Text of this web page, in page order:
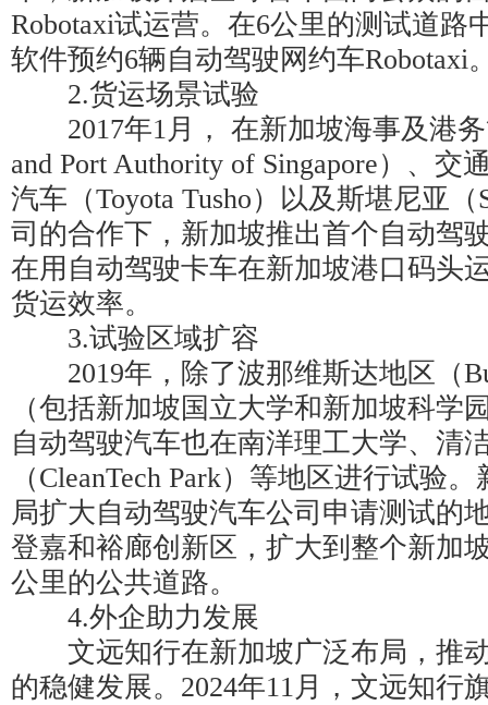
Robotaxi试运营。在6公里的测试道路
软件预约6辆自动驾驶网约车Robotaxi
2.货运场景试验
2017年1月， 在新加坡海事及港务
and Port Authority of Singapore）、交
汽车（Toyota Tusho）以及斯堪尼亚
司的合作下，新加坡推出首个自动驾
在用自动驾驶卡车在新加坡港口码头
货运效率。
3.试验区域扩容
2019年，除了波那维斯达地区（
（包括新加坡国立大学和新加坡科学
自动驾驶汽车也在南洋理工大学、清
（CleanTech Park）等地区进行试验
局扩大自动驾驶汽车公司申请测试的
登嘉和裕廊创新区，扩大到整个新加
公里的公共道路。
4.外企助力发展
文远知行在新加坡广泛布局，推
的稳健发展。2024年11月，文远知行